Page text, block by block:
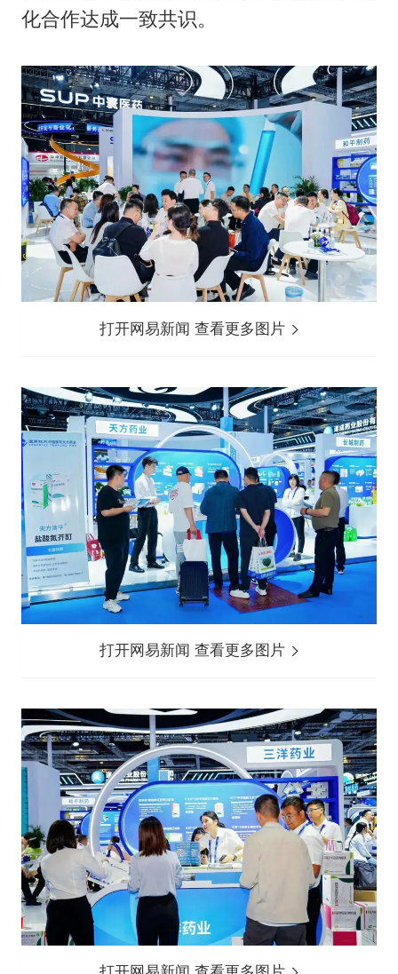
化合作达成一致共识。
打开网易新闻 查看更多图片
打开网易新闻 查看更多图片